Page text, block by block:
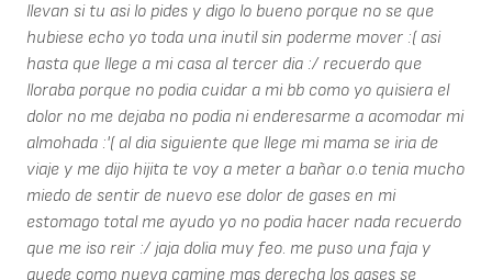
llevan si tu asi lo pides y digo lo bueno porque no se que
hubiese echo yo toda una inutil sin poderme mover :( asi
hasta que llege a mi casa al tercer dia :/ recuerdo que
lloraba porque no podia cuidar a mi bb como yo quisiera el
dolor no me dejaba no podia ni enderesarme a acomodar mi
almohada :'( al dia siguiente que llege mi mama se iria de
viaje y me dijo hijita te voy a meter a bañar o.o tenia mucho
miedo de sentir de nuevo ese dolor de gases en mi
estomago total me ayudo yo no podia hacer nada recuerdo
que me iso reir :/ jaja dolia muy feo. me puso una faja y
quede como nueva camine mas derecha los gases se